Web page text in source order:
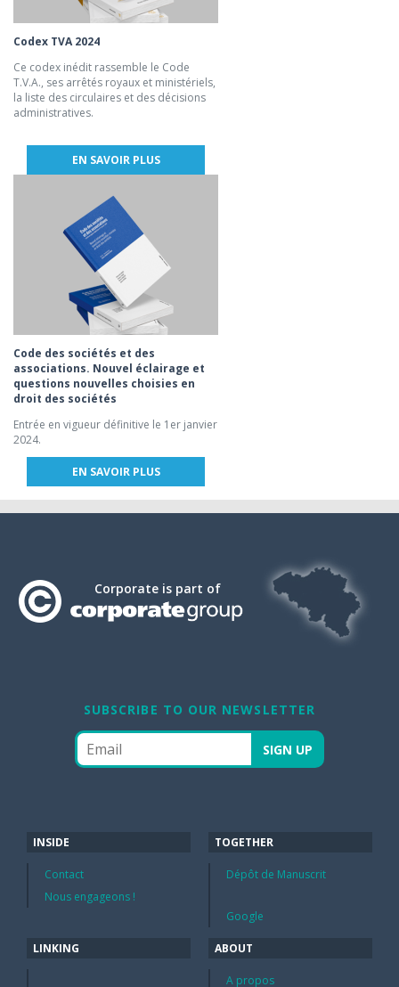
Codex TVA 2024
Ce codex inédit rassemble le Code
T.V.A., ses arrêtés royaux et ministériels,
la liste des circulaires et des décisions
administratives.
EN SAVOIR PLUS
Code des sociétés et des
associations. Nouvel éclairage et
questions nouvelles choisies en
droit des sociétés
Entrée en vigueur définitive le 1er janvier
2024.
EN SAVOIR PLUS
Corporate is part of
SUBSCRIBE TO OUR NEWSLETTER
INSIDE
Contact
Nous engageons !
TOGETHER
Dépôt de Manuscrit
Google
LINKING ABOUT
A propos